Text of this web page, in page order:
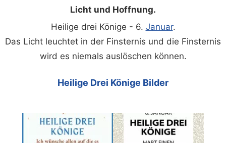
Licht und Hoffnung.
Heilige drei Könige - 6. Januar.
Das Licht leuchtet in der Finsternis und die Finsternis
wird es niemals auslöschen können.
Heilige Drei Könige Bilder